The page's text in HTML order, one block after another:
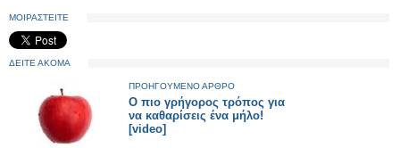
ΜΟΙΡΑΣΤΕΙΤΕ
ΔΕΙΤΕ ΑΚΟΜΑ
ΠΡΟΗΓΟΥΜΕΝΟ ΑΡΘΡΟ
Ο πιο γρήγορος τρόπος για
να καθαρίσεις ένα μήλο!
[video]